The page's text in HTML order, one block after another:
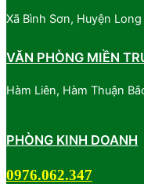
Xã Bình Sơn, Huyện
VĂN PHÒNG MIỀN
Hàm Liên, Hàm Thuận
PHÒNG KINH DOANH
0976.062.347